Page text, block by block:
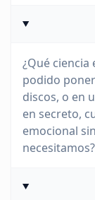
¿Qué ciencia
podido
discos, o en
en secreto,
emocional
necesitamos?